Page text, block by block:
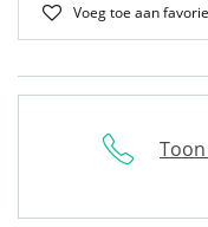
Voeg toe aan